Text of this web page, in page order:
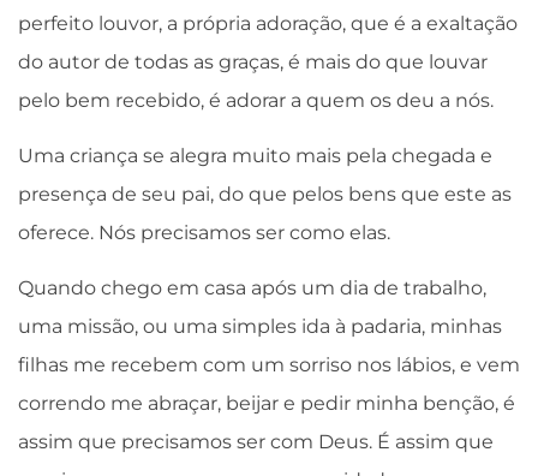
perfeito louvor, a própria adoração, que é a exaltação
do autor de todas as graças, é mais do que louvar
pelo bem recebido, é adorar a quem os deu a nós.
Uma criança se alegra muito mais pela chegada e
presença de seu pai, do que pelos bens que este as
oferece. Nós precisamos ser como elas.
Quando chego em casa após um dia de trabalho,
uma missão, ou uma simples ida à padaria, minhas
filhas me recebem com um sorriso nos lábios, e vem
correndo me abraçar, beijar e pedir minha benção, é
assim que precisamos ser com Deus. É assim que